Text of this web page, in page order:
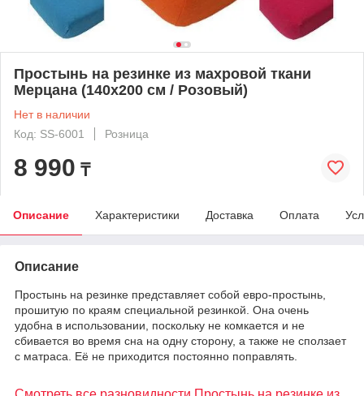
Простынь на резинке из махровой ткани
Мерцана (140х200 см / Розовый)
Нет в наличии
Код: SS-6001
Розница
8 990 ₸
Описание Характеристики Доставка Оплата
Описание
Простынь на резинке представляет собой евро-простынь,
прошитую по краям специальной резинкой. Она очень
удобна в использовании, поскольку не комкается и не
сбивается во время сна на одну сторону, а также не сползает
с матраса. Еë не приходится постоянно поправлять.